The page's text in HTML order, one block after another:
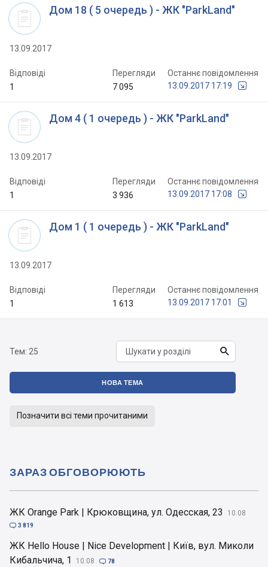
Дом 18 ( 5 очередь ) - ЖК "ParkLand"
13.09.2017
Відповіді
1
Перегляди
7 095
Останнє повідомлення
13.09.2017 17:19
Дом 4 ( 1 очередь ) - ЖК "ParkLand"
13.09.2017
Відповіді
1
Перегляди
3 936
Останнє повідомлення
13.09.2017 17:08
Дом 1 ( 1 очередь ) - ЖК "ParkLand"
13.09.2017
Відповіді
1
Перегляди
1 613
Останнє повідомлення
13.09.2017 17:01
Тем: 25 
НОВА ТЕМА
Позначити всі теми прочитаними
ЖК Orange Park | Крюковщина, ул. Одесская, 23 10.08
 3 819
ЖК Hello House | Nice Development | Київ, вул. Миколи
Кибальчича, 1
10.08  78
ЗАРАЗ ОБГОВОРЮЮТЬ